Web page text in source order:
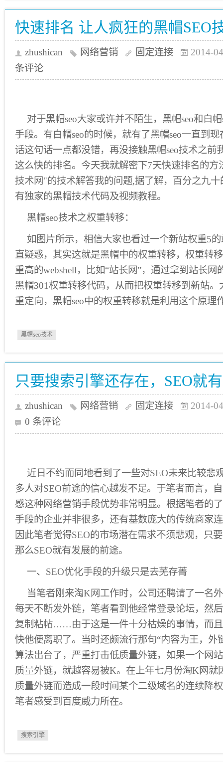
快速排名 让人疯狂的黑帽SEO
zhushican 网络营销 固定连接
2014-
条评论
对于黑帽seo大家或许并不陌生，黑帽seo和白
手段。有白帽seo的时候，就有了黑帽seo一直到
话这句话一点都没错，再没接触黑帽seo技术之前
这么快的排名。今天我就解密下7天快速排名的
技术网"的技术解答我的问题,据了解，百分之九
有独家的黑帽技术代码及视频教程。
黑帽seo技术之权重转移：
如图片所示，相信大家也看过一个新站权重5
直疑惑，其实这就是黑帽中的权重转移，权重转
重高的webshell，比如“站长网”，通过拿到站长网
黑帽301权重转移代码，从而把权重转移到新站。
重定向，黑帽seo中的权重转移就是利用这个原理
黑帽seo技术
只要搜索引擎还存在，SEO就
zhushican 网络营销 固定连接
2014-
0 条评论
近日不约而同地看到了一些对SEO未来比较悲
多人对SEO前途的信心越发不足。于笔者而言，
感这种网络营销手段优势非常明显。根据笔者的
手段的企业并非很多，还有基数庞大的传统商家
因此笔者觉得SEO的市场潜在需求不须悲观，只
那么SEO就有发展的前途。
一、SEO优化手段的升级只是去芜存菁
当笔者刚来淘K网工作时，公司还聘请了一名
每天不断发外链，笔者看到他经常登录论坛，然
复制粘帖……由于这是一件十分枯燥的事情，而
快他便离职了。当时还颇流行那句“内容为王，外
算法出台了，严重打击低质量外链，如果一个网
质量外链，就越容易被K。在上年七月份淘K网就
质量外链而造成一段时间某个二级域名的连续降
笔者感受到百度威力所在。
搜索引擎